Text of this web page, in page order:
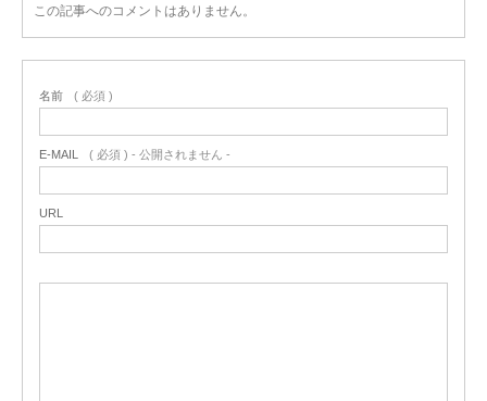
この記事へのコメントはありません。
名前 ( 必須 )
E-MAIL ( 必須 ) - 公開されません -
URL